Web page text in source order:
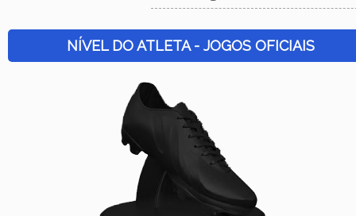
NÍVEL DO ATLETA - JOGOS OFICIAIS